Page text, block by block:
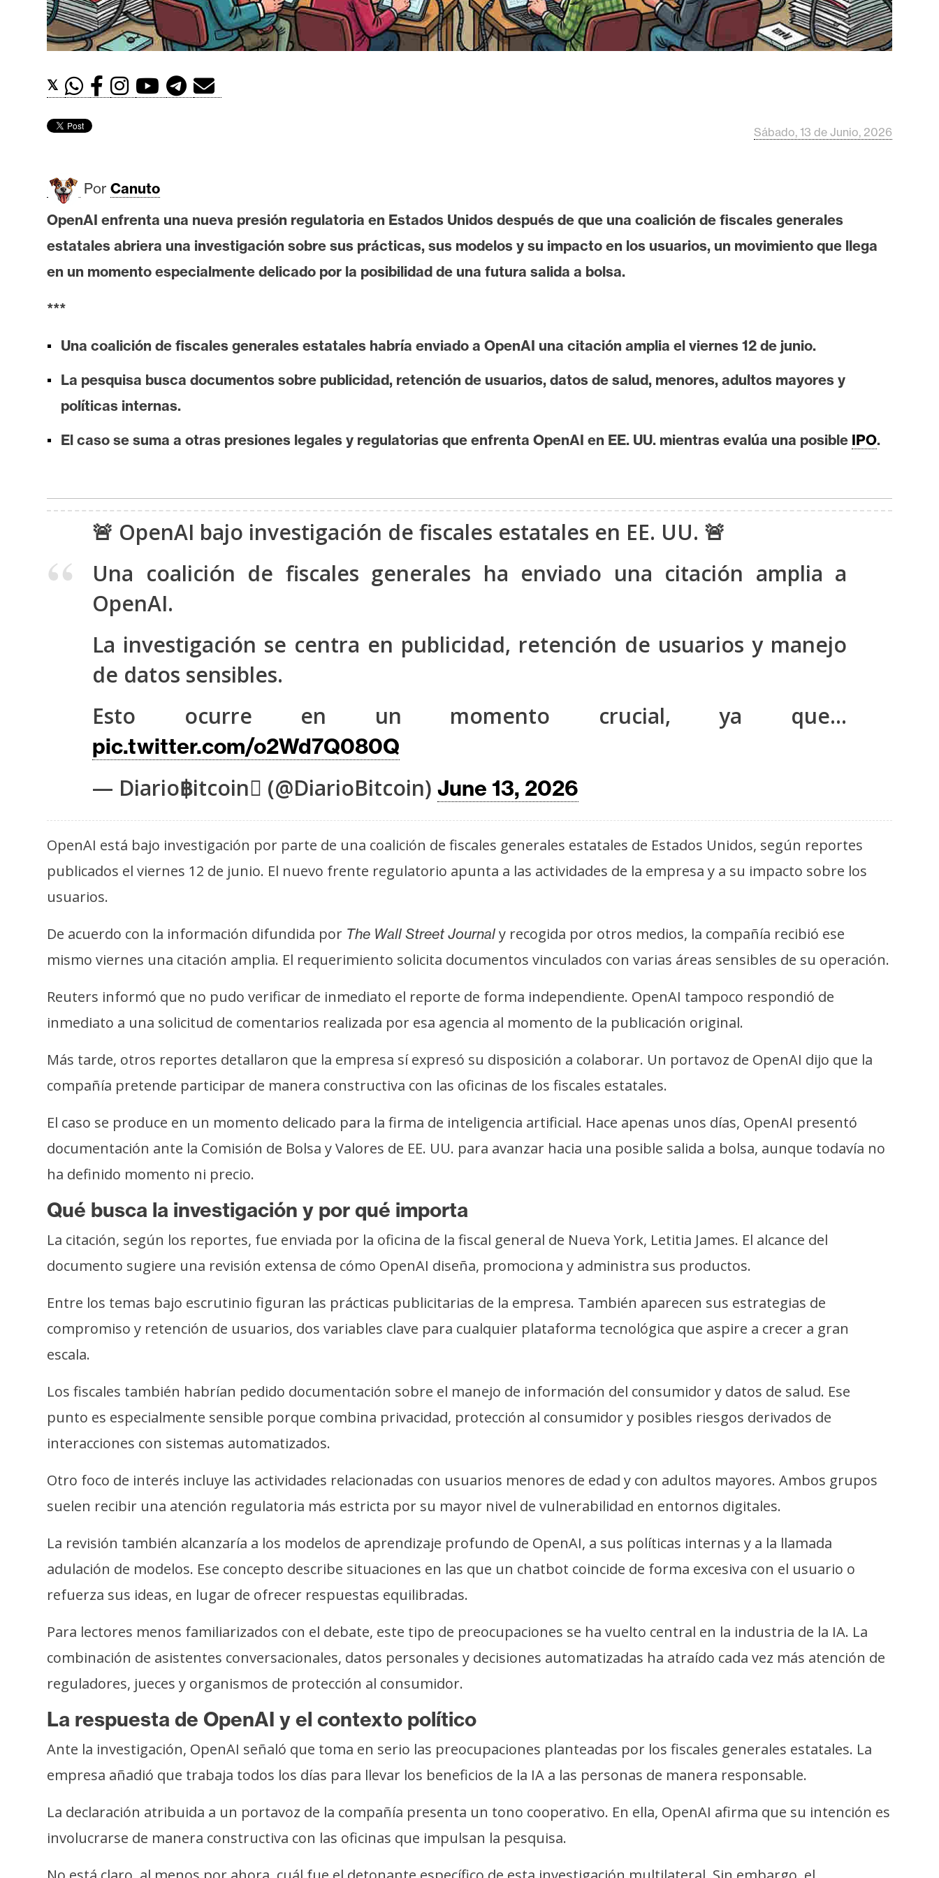
t
h
e
e
m
I
A
A
n
l
s
s
o
s
P
r
e
c
r
o
s
o
t
a
t
o
P
u
b
i
c
i
d
a
d
𝕏
Sábado, 13 de Junio, 2026
Por Canuto
OpenAI enfrenta una nueva presión regulatoria en Estados Unidos después de que una coalición de fiscales generales
estatales abriera una investigación sobre sus prácticas, sus modelos y su impacto en los usuarios, un movimiento que llega
en un momento especialmente delicado por la posibilidad de una futura salida a bolsa.
***
Una coalición de fiscales generales estatales habría enviado a OpenAI una citación amplia el viernes 12 de junio.
La pesquisa busca documentos sobre publicidad, retención de usuarios, datos de salud, menores, adultos mayores y
políticas internas.
El caso se suma a otras presiones legales y regulatorias que enfrenta OpenAI en EE. UU. mientras evalúa una posible IPO.
🚨 OpenAI bajo investigación de fiscales estatales en EE. UU. 🚨
Una coalición de fiscales generales ha enviado una citación amplia a
OpenAI.
La investigación se centra en publicidad, retención de usuarios y manejo
de datos sensibles.
Esto ocurre en un momento crucial, ya que…
pic.twitter.com/o2Wd7Q080Q
— Diario฿itcoin (@DiarioBitcoin) June 13, 2026
OpenAI está bajo investigación por parte de una coalición de fiscales generales estatales de Estados Unidos, según reportes
publicados el viernes 12 de junio. El nuevo frente regulatorio apunta a las actividades de la empresa y a su impacto sobre los
usuarios.
De acuerdo con la información difundida por The Wall Street Journal y recogida por otros medios, la compañía recibió ese
mismo viernes una citación amplia. El requerimiento solicita documentos vinculados con varias áreas sensibles de su operación.
Reuters informó que no pudo verificar de inmediato el reporte de forma independiente. OpenAI tampoco respondió de
inmediato a una solicitud de comentarios realizada por esa agencia al momento de la publicación original.
Más tarde, otros reportes detallaron que la empresa sí expresó su disposición a colaborar. Un portavoz de OpenAI dijo que la
compañía pretende participar de manera constructiva con las oficinas de los fiscales estatales.
El caso se produce en un momento delicado para la firma de inteligencia artificial. Hace apenas unos días, OpenAI presentó
documentación ante la Comisión de Bolsa y Valores de EE. UU. para avanzar hacia una posible salida a bolsa, aunque todavía no
ha definido momento ni precio.
Qué busca la investigación y por qué importa
La citación, según los reportes, fue enviada por la oficina de la fiscal general de Nueva York, Letitia James. El alcance del
documento sugiere una revisión extensa de cómo OpenAI diseña, promociona y administra sus productos.
Entre los temas bajo escrutinio figuran las prácticas publicitarias de la empresa. También aparecen sus estrategias de
compromiso y retención de usuarios, dos variables clave para cualquier plataforma tecnológica que aspire a crecer a gran
escala.
Los fiscales también habrían pedido documentación sobre el manejo de información del consumidor y datos de salud. Ese
punto es especialmente sensible porque combina privacidad, protección al consumidor y posibles riesgos derivados de
interacciones con sistemas automatizados.
Otro foco de interés incluye las actividades relacionadas con usuarios menores de edad y con adultos mayores. Ambos grupos
suelen recibir una atención regulatoria más estricta por su mayor nivel de vulnerabilidad en entornos digitales.
La revisión también alcanzaría a los modelos de aprendizaje profundo de OpenAI, a sus políticas internas y a la llamada
adulación de modelos. Ese concepto describe situaciones en las que un chatbot coincide de forma excesiva con el usuario o
refuerza sus ideas, en lugar de ofrecer respuestas equilibradas.
Para lectores menos familiarizados con el debate, este tipo de preocupaciones se ha vuelto central en la industria de la IA. La
combinación de asistentes conversacionales, datos personales y decisiones automatizadas ha atraído cada vez más atención de
reguladores, jueces y organismos de protección al consumidor.
La respuesta de OpenAI y el contexto político
Ante la investigación, OpenAI señaló que toma en serio las preocupaciones planteadas por los fiscales generales estatales. La
empresa añadió que trabaja todos los días para llevar los beneficios de la IA a las personas de manera responsable.
La declaración atribuida a un portavoz de la compañía presenta un tono cooperativo. En ella, OpenAI afirma que su intención es
involucrarse de manera constructiva con las oficinas que impulsan la pesquisa.